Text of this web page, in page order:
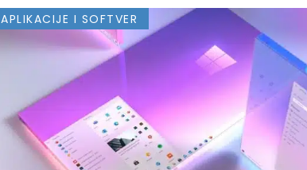
APLIKACIJE I SOFTVER